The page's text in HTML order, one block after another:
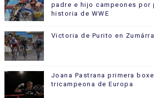
padre e hijo campeones por
historia de WWE
Victoria de Purito en
Joana Pastrana primera
tricampeona de Europa